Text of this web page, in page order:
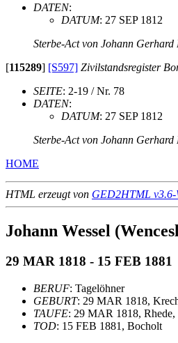
DATEN:
DATUM: 27 SEP 1812
Sterbe-Act von Johann Gerhard
[115289] [S597] Zivilstandsregister
SEITE: 2-19 / Nr. 78
DATEN:
DATUM: 27 SEP 1812
Sterbe-Act von Johann Gerhard
HOME
HTML erzeugt von GED2HTML v3.6-
Johann Wessel
29 MAR 1818 - 15 FEB 1881
BERUF: Tagelöhner
GEBURT: 29 MAR 1818,
TAUFE: 29 MAR 1818, Rhede,
TOD: 15 FEB 1881, Bocholt